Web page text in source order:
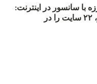
مبارزه با سانسور در اینترنت:
#آزادی هم‌آیند گزارشگران‌ بدون مرز، ۲۲ سایت را در